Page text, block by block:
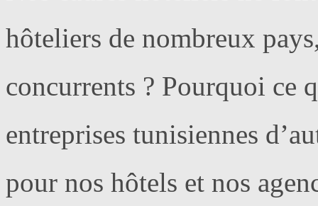
hôteliers de nombreux
concurrents ? Pourquoi ce
entreprises tunisiennes
pour nos hôtels et nos